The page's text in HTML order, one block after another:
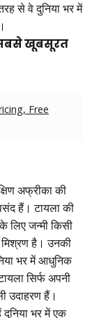
से वे दुनिया भर में
सबसे खूबसूरत
Free
अफ्रीका की
हैं। टायला की
जन्मी किसी
मिश्रण है। उनकी
भर में आधुनिक
सिर्फ अपनी
उदाहरण हैं।
भर में एक